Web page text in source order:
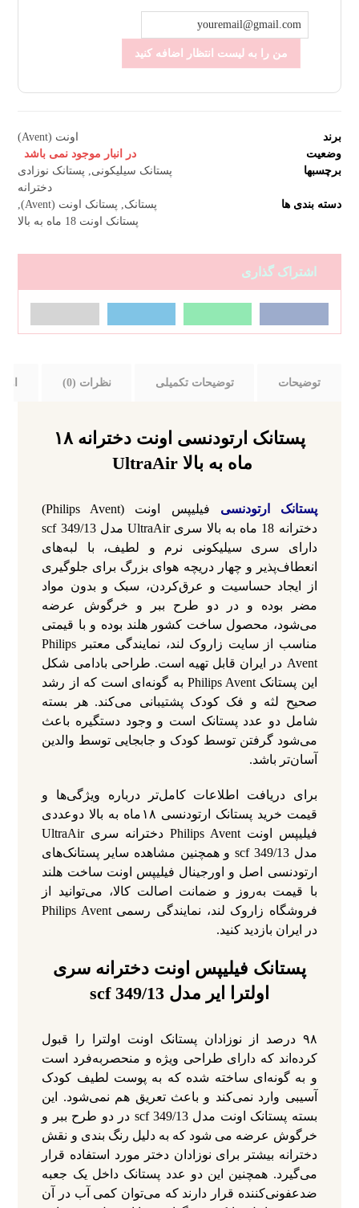
من را به لیست انتظار اضافه کنید
برند
اونت (Avent)
وضعیت
در انبار موجود نمی باشد
برچسبها
پستانک سیلیکونی
پستانک نوزادی
دخترانه
دسته بندی ها
پستانک پستانک اونت (Avent)
,
پستانک اونت 18 ماه به بالا
توضیحات توضیحات تکمیلی نظرات (0)
پستانک ارتودنسی اونت دخترانه ۱۸
ماه به بالا UltraAir
پستانک ارتودنسی
فیلیپس اونت (Philips Avent)
دخترانه 18 ماه به بالا سری UltraAir مدل scf 349/13
دارای سری سیلیکونی نرم و لطیف، با لبه‌های
انعطاف‌پذیر و چهار دریچه هوای بزرگ برای جلوگیری
از ایجاد حساسیت و عرق‌کردن، سبک و بدون مواد
مضر بوده و در دو طرح ببر و خرگوش عرضه
می‌شود، محصول ساخت کشور هلند بوده و با قیمتی
مناسب از سایت زاروک لند، نمایندگی معتبر Philips
Avent در ایران قابل تهیه است. طراحی بادامی شکل
این پستانک Philips Avent به گونه‌ای است که از رشد
صحیح لثه و فک کودک پشتیبانی می‌کند. هر بسته
شامل دو عدد پستانک است و وجود دستگیره باعث
می‌شود گرفتن توسط کودک و جابجایی توسط والدین
آسان‌تر باشد.
برای دریافت اطلاعات کامل‌تر درباره ویژگی‌ها و
قیمت خرید پستانک ارتودنسی ۱۸ماه به بالا دوعددی
فیلیپس اونت Philips Avent دخترانه سری UltraAir
مدل scf 349/13 و همچنین مشاهده سایر پستانک‌های
ارتودنسی اصل و اورجینال فیلیپس اونت ساخت هلند
با قیمت به‌روز و ضمانت اصالت کالا، می‌توانید از
فروشگاه زاروک لند، نمایندگی رسمی Philips Avent
در ایران بازدید کنید.
پستانک فیلیپس اونت دخترانه سری
اولترا ایر مدل scf 349/13
۹۸ درصد از نوزادان پستانک اونت اولترا را قبول
کرده‌اند که دارای طراحی ویژه و منحصربه‌فرد است
و به گونه‌ای ساخته شده که به پوست لطیف کودک
آسیبی وارد نمی‌کند و باعث تعریق هم نمی‌شود. این
بسته پستانک اونت مدل scf 349/13 در دو طرح ببر و
خرگوش عرضه می‌ شود که به دلیل رنگ‌ بندی و نقش
دخترانه بیشتر برای نوزادان دختر مورد استفاده قرار
می‌گیرد. همچنین این دو عدد پستانک داخل یک جعبه
ضدعفونی‌کننده قرار دارند که می‌توان کمی آب در آن